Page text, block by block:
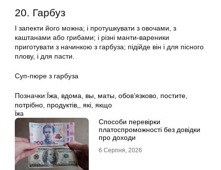
20. Гарбуз
І запекти його можна; і протушкувати з овочами, з
каштанами або грибами; і різні манти-вареники
приготувати з начинкою з гарбуза; підійде він і для пісного
плову, і для пасти.
Суп-пюре з гарбуза
Позначки:Їжа, вдома, вы, маты, обов’язково, постите,
потрібно, продуктів,, які, якщо
Їжа
Способи перевірки
платоспроможності без довідки
про доходи
6 Серпня, 2026